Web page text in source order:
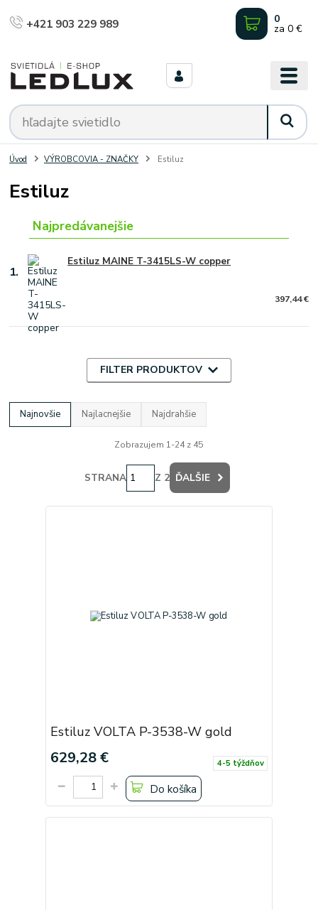
+421 903 229 989 0
za 0 €
Úvod VÝROBCOVIA - ZNAČKY Estiluz
Estiluz
Najpredávanejšie
1.
Estiluz MAINE T-3415LS-W copper
397,44 €
FILTER PRODUKTOV
Najnovšie Najlacnejšie Najdrahšie
Zobrazujem 1-24 z 45
STRANA Z 2 ĎALŠIE
Estiluz VOLTA P-3538-W gold
629,28 € 4-5 týždňov
Do košíka